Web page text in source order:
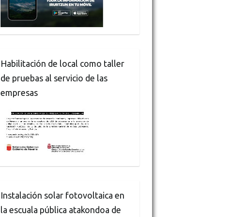
Habilitación de local como taller
de pruebas al servicio de las
empresas
Instalación solar fotovoltaica en
la escuala pública atakondoa de